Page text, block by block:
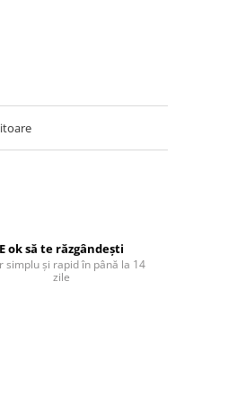
E ok să te răzgândești
simplu și rapid în până la 14
zile